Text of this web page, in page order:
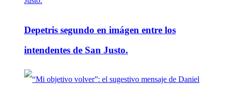
Depetris segundo en imágen entre los
intendentes de San Justo.